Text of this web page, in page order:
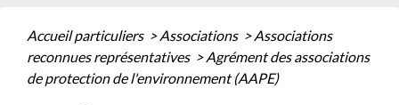
Accueil particuliers > Associations > Associations
reconnues représentatives > Agrément des associations
de protection de l'environnement (AAPE)